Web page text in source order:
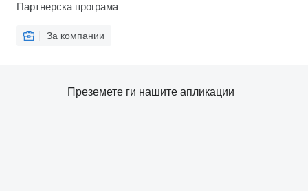
Партнерска програма
За компании
Преземете ги нашите апликации